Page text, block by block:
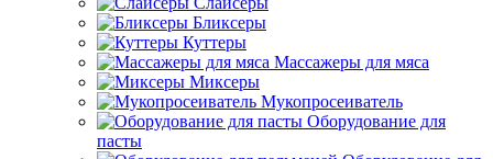
Бликсеры
Куттеры
Массажеры для мяса
Миксеры
Мукопросеиватель
Оборудование для
пасты